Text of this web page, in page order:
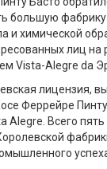
большую
и химической
лиц на
Vista-Alegre da
лицензия,
Феррейре
Всего пять